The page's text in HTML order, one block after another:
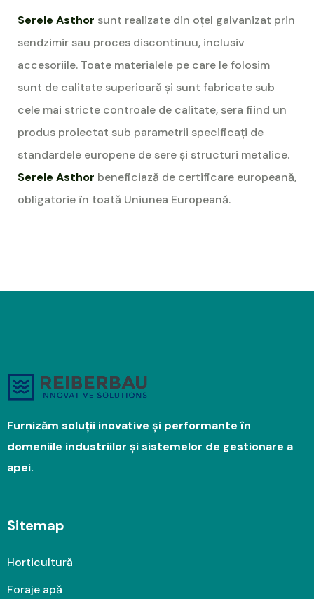
Serele Asthor sunt realizate din oțel galvanizat prin
sendzimir sau proces discontinuu, inclusiv
accesoriile. Toate materialele pe care le folosim
sunt de calitate superioară și sunt fabricate sub
cele mai stricte controale de calitate, sera fiind un
produs proiectat sub parametrii specificați de
standardele europene de sere și structuri metalice.
Serele Asthor beneficiază de certificare europeană,
obligatorie în toată Uniunea Europeană.
Furnizăm soluții inovative și performante în
domeniile industriilor și sistemelor de gestionare a
apei.
Sitemap
Horticultură
Foraje apă